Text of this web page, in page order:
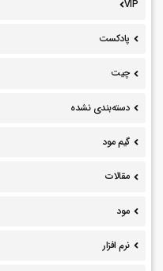
VIP
پادکست
چیت
دسته‌بندی نشده
گیم مود
مقالات
مود
نرم افزار